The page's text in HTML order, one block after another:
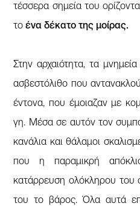
τέσσερα σημεία του
το ένα δέκατο της μοίρας.
Στην αρχαιότητα, τα
ασβεστόλιθο που
έντονα, που έμοιαζαν με
γη. Μέσα σε αυτόν τον
κανάλια και θάλαμοι
που η παραμικρή
κατάρρευση ολόκληρου του
του το βάρος. Όλα αυτά